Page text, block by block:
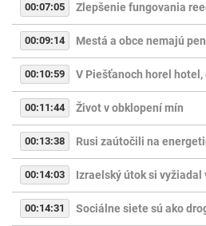
00:07:05 Zlepšenie fungovania
00:09:14 Mestá a obce nemajú
00:10:59 V Piešťanoch horel
00:11:44 Život v obklopení mín
00:13:38 Rusi zaútočili na
00:14:03 Izraelský útok si vyžiadal
00:14:31 Sociálne siete sú ako